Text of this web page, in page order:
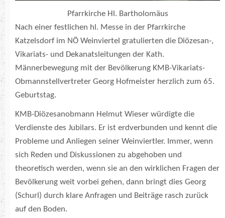
Pfarrkirche Hl. Bartholomäus
Nach einer festlichen hl. Messe in der Pfarrkirche
Katzelsdorf im NÖ Weinviertel gratulierten die Diözesan-,
Vikariats- und Dekanatsleitungen der Kath.
Männerbewegung mit der Bevölkerung KMB-Vikariats-
Obmannstellvertreter Georg Hofmeister herzlich zum 65.
Geburtstag.
KMB-Diözesanobmann Helmut Wieser würdigte die
Verdienste des Jubilars. Er ist erdverbunden und kennt die
Probleme und Anliegen seiner Weinviertler. Immer, wenn
sich Reden und Diskussionen zu abgehoben und
theoretisch werden, wenn sie an den wirklichen Fragen der
Bevölkerung weit vorbei gehen, dann bringt dies Georg
(Schurl) durch klare Anfragen und Beiträge rasch zurück
auf den Boden.